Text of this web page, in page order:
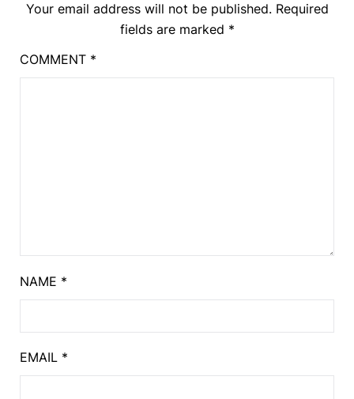
Your email address will not be published. Required
fields are marked *
COMMENT *
NAME *
EMAIL *